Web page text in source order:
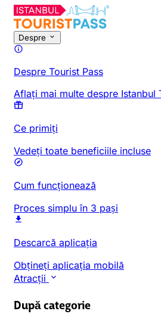
Despre
Despre Tourist Pass
Aflați mai multe despre Istanbul
Ce primiți
Vedeți toate beneficiile incluse
Cum funcționează
Proces simplu în 3 pași
Descarcă aplicația
Obțineți aplicația mobilă
Atracții
După categorie